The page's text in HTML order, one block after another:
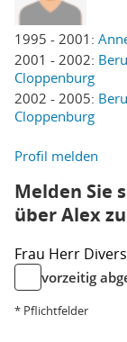
1995 - 2001:
2001 - 2002:
Cloppenburg
2002 - 2005:
Cloppenburg
Profil melden
Melden Sie
über Alex
Frau Herr Divers
vorzeitig
* Pflichtfelder